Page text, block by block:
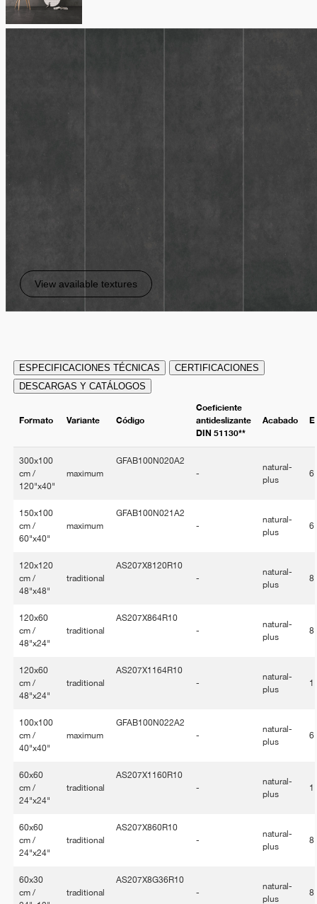
View available textures
ESPECIFICACIONES TÉCNICAS
CERTIFICACIONES
DESCARGAS Y CATÁLOGOS
Formato Variante Código
Coeficiente
antideslizante
DIN 51130**
Acabado
300x100
cm /
120"x40"
maximum
GFAB100N020A2
-
natural-
plus
6
150x100
cm /
60"x40"
maximum
GFAB100N021A2
-
natural-
plus
6
120x120
cm /
48"x48"
traditional
AS207X8120R10
-
natural-
plus
8
120x60
cm /
48"x24"
traditional
AS207X864R10
-
natural-
plus
8
120x60
cm /
48"x24"
traditional
AS207X1164R10
-
natural-
plus
100x100
cm /
40"x40"
maximum
GFAB100N022A2
-
natural-
plus
6
60x60
cm /
24"x24"
traditional
AS207X1160R10
-
natural-
plus
60x60
cm /
24"x24"
traditional
AS207X860R10
-
natural-
plus
8
60x30
cm /
traditional
AS207X8G36R10
-
natural-
plus
8